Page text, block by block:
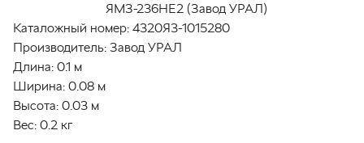
ЯМЗ-236НЕ2 (Завод УРАЛ)
Каталожный номер: 4320Я3-1015280
Производитель: Завод УРАЛ
Длина: 0.1 м
Ширина: 0.08 м
Высота: 0.03 м
Вес: 0.2 кг